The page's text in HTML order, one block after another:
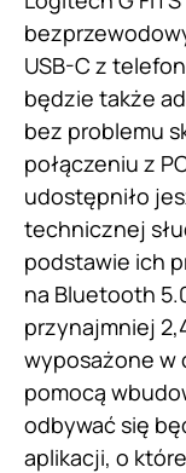
USB-C z
będzie także
bez problemu
połączeniu z
udostępniło
technicznej
podstawie ich
na Bluetooth
przynajmniej
wyposażone w
pomocą
odbywać się
aplikacji, o